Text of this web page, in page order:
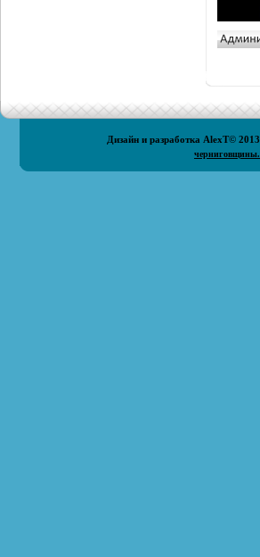
Дизайн и разработка AlexT© 2013
черниговщины.